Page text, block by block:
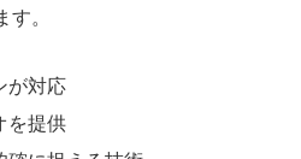
。
が対応
を提供